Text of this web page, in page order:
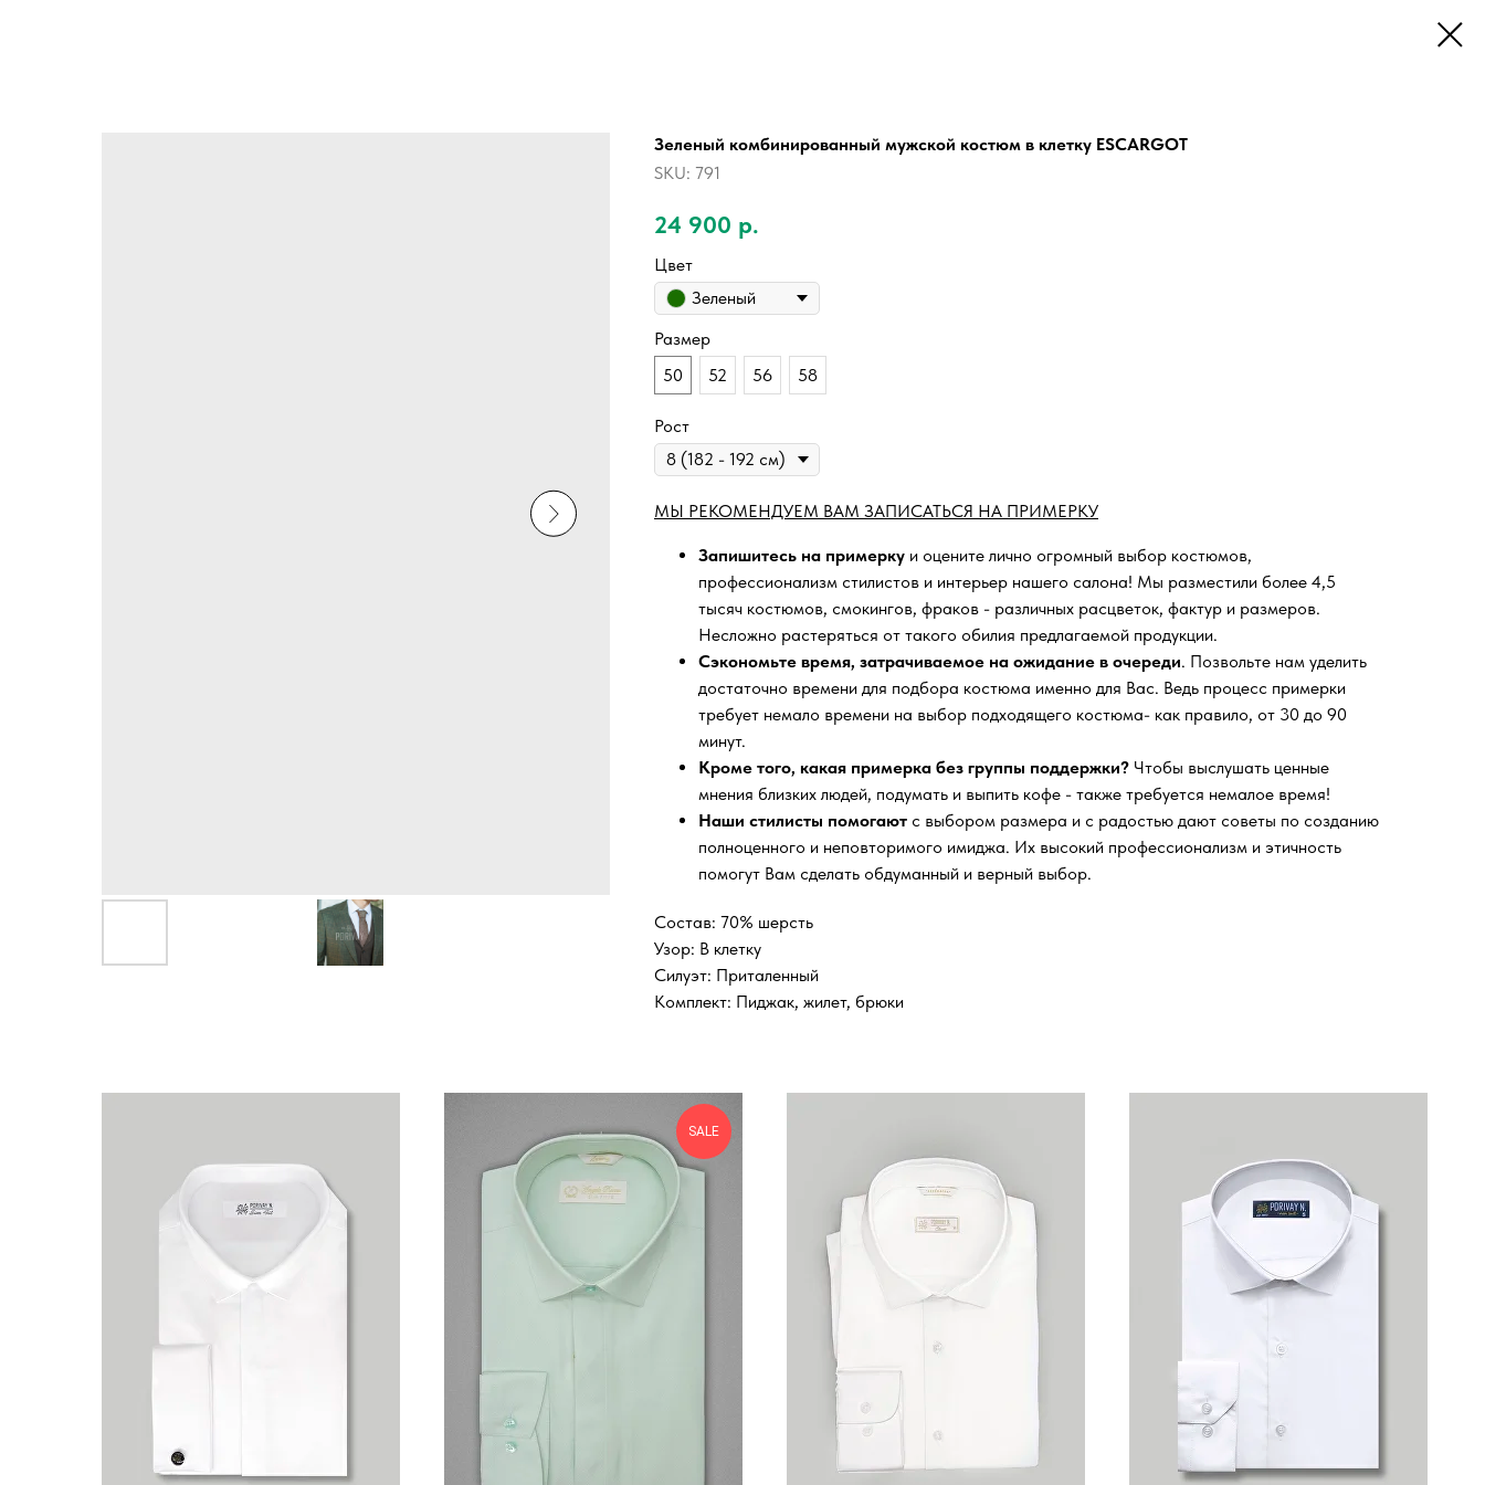
Зеленый комбинированный мужской костюм в клетку ESCARGOT
SKU: 791
24 900 р.
Цвет
Зеленый
Размер
50
52 56 58
Рост
МЫ РЕКОМЕНДУЕМ ВАМ ЗАПИСАТЬСЯ НА ПРИМЕРКУ
Запишитесь на примерку и оцените лично огромный выбор костюмов,
профессионализм стилистов и интерьер нашего салона! Мы разместили более 4,5
тысяч костюмов, смокингов, фраков - различных расцветок, фактур и размеров.
Несложно растеряться от такого обилия предлагаемой продукции.
Сэкономьте время, затрачиваемое на ожидание в очереди. Позвольте нам уделить
достаточно времени для подбора костюма именно для Вас. Ведь процесс примерки
требует немало времени на выбор подходящего костюма- как правило, от 30 до 90
минут.
Кроме того, какая примерка без группы поддержки? Чтобы выслушать ценные
мнения близких людей, подумать и выпить кофе - также требуется немалое время!
Наши стилисты помогают с выбором размера и с радостью дают советы по созданию
полноценного и неповторимого имиджа. Их высокий профессионализм и этичность
помогут Вам сделать обдуманный и верный выбор.
Состав: 70% шерсть
Узор: В клетку
Силуэт: Приталенный
Комплект: Пиджак, жилет, брюки
SALE